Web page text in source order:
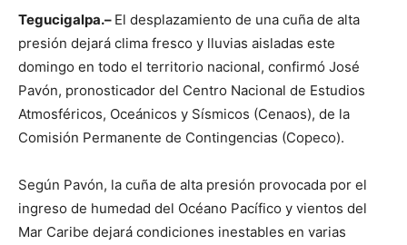
Tegucigalpa.– El desplazamiento de una cuña de alta
presión dejará clima fresco y lluvias aisladas este
domingo en todo el territorio nacional, confirmó José
Pavón, pronosticador del Centro Nacional de Estudios
Atmosféricos, Oceánicos y Sísmicos (Cenaos), de la
Comisión Permanente de Contingencias (Copeco).
Según Pavón, la cuña de alta presión provocada por el
ingreso de humedad del Océano Pacífico y vientos del
Mar Caribe dejará condiciones inestables en varias